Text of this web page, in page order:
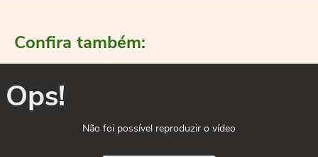
Confira também:
Ops!
Não foi possível reproduzir o vídeo